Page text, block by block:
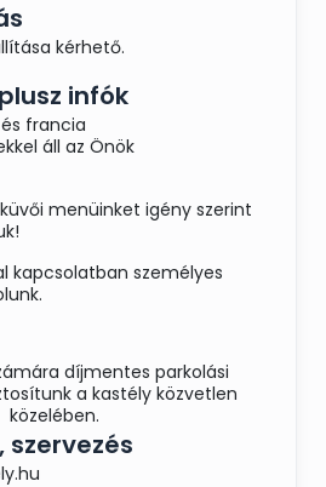
kérhető.
infók
francia
áll az Önök
menüinket igény szerint
kapcsolatban személyes
díjmentes parkolási
a kastély közvetlen
közelében.